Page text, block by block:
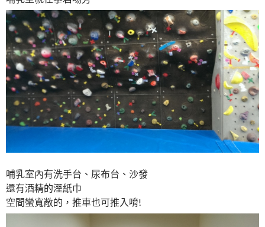
哺乳室內有洗手台、尿布台、沙發
還有酒精的溼紙巾
空間蠻寬敞的，推車也可推入唷!